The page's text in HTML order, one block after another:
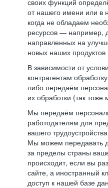
своих функций
от нашего имени или в
когда не обладаем
ресурсов — например,
направленных на
новых наших продуктов
В зависимости от
контрагентам
либо передаём
их обработки (так тоже
Мы передаём
работодателям для
вашего
Мы можем передавать
за пределы страны
происходит, если вы
сайте, а иностранный
доступ к нашей базе